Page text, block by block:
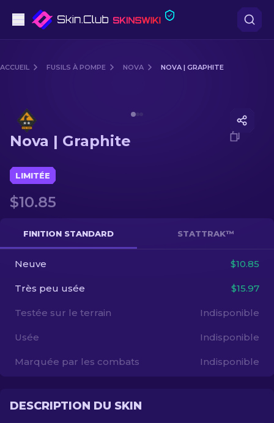
Fusils de Précision
Couteaux
Gants
Caisses
Autre
ACCUEIL FUSILS À POMPE NOVA NOVA | GRAPHITE
Nova | Graphite
LIMITÉE
$10.85
FINITION STANDARD STATTRAK™
Neuve $10.85
Très peu usée $15.97
Testée sur le terrain Indisponible
Usée Indisponible
Marquée par les combats Indisponible
DESCRIPTION DU SKIN